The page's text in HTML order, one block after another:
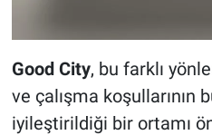
Good City, bu farklı
ve çalışma koşullarının
iyileştirildiği bir ortamı